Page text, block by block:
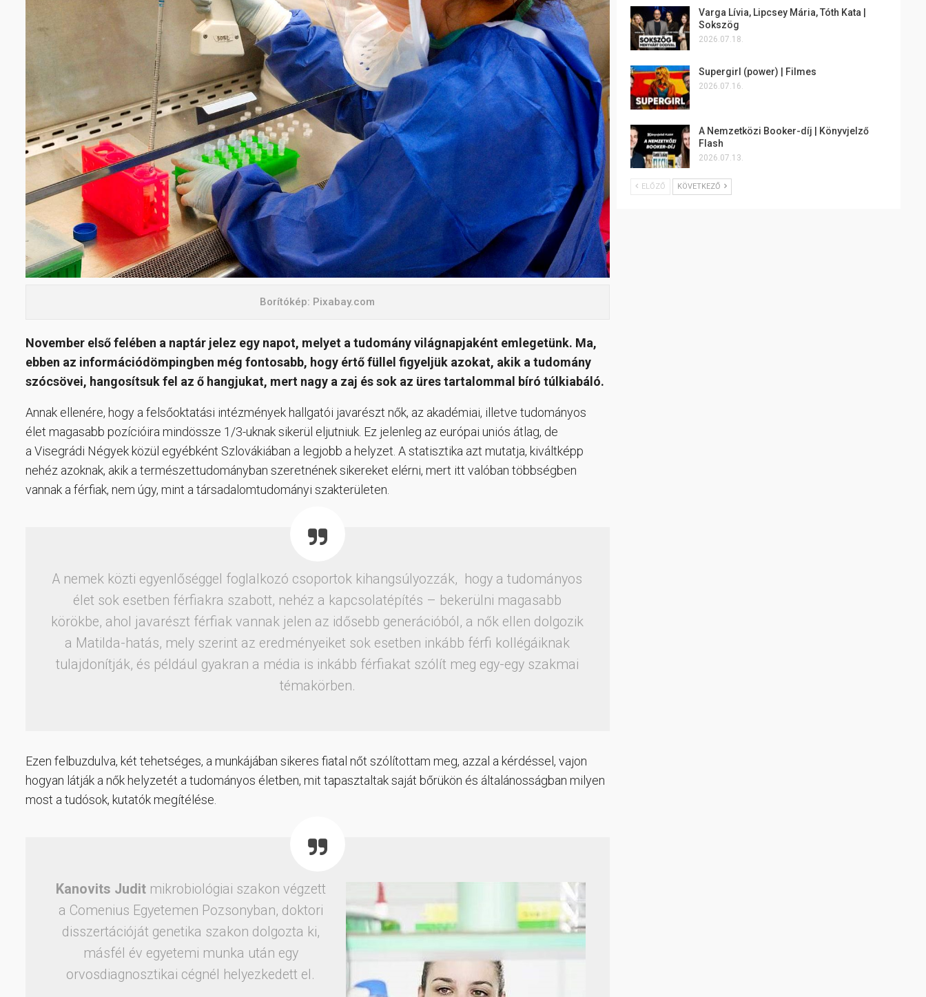
Borítókép: Pixabay.com
November első felében a naptár jelez egy napot, melyet a tudomány világnapjaként emlegetünk. Ma,
ebben az információdömpingben még fontosabb, hogy értő füllel figyeljük azokat, akik a tudomány
szócsövei, hangosítsuk fel az ő hangjukat, mert nagy a zaj és sok az üres tartalommal bíró túlkiabáló.
Annak ellenére, hogy a felsőoktatási intézmények hallgatói javarészt nők, az akadémiai, illetve tudományos
élet magasabb pozícióira mindössze 1/3-uknak sikerül eljutniuk. Ez jelenleg az európai uniós átlag, de
a Visegrádi Négyek közül egyébként Szlovákiában a legjobb a helyzet. A statisztika azt mutatja, kiváltképp
nehéz azoknak, akik a természettudományban szeretnének sikereket elérni, mert itt valóban többségben
vannak a férfiak, nem úgy, mint a társadalomtudományi szakterületen.
A nemek közti egyenlőséggel foglalkozó csoportok kihangsúlyozzák, hogy a tudományos
élet sok esetben férfiakra szabott, nehéz a kapcsolatépítés – bekerülni magasabb
körökbe, ahol javarészt férfiak vannak jelen az idősebb generációból, a nők ellen dolgozik
a Matilda-hatás, mely szerint az eredményeiket sok esetben inkább férfi kollégáiknak
tulajdonítják, és például gyakran a média is inkább férfiakat szólít meg egy-egy szakmai
témakörben.
Ezen felbuzdulva, két tehetséges, a munkájában sikeres fiatal nőt szólítottam meg, azzal a kérdéssel, vajon
hogyan látják a nők helyzetét a tudományos életben, mit tapasztaltak saját bőrükön és általánosságban milyen
most a tudósok, kutatók megítélése.
Kanovits Juditmikrobiológiai szakon végzett
a Comenius Egyetemen Pozsonyban, doktori
disszertációját genetika szakon dolgozta ki,
másfél év egyetemi munka után egy
orvosdiagnosztikai cégnél helyezkedett el.
Varga Lívia, Lipcsey Mária, Tóth Kata |
Sokszög
2026.07.18.
Supergirl (power) | Filmes
2026.07.16.
A Nemzetközi Booker-díj | Könyvjelző
Flash
2026.07.13.
ELŐZŐ KÖVETKEZŐ